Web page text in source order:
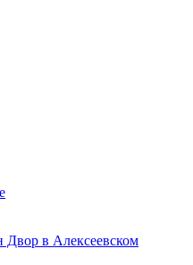
Двор в Алексеевском